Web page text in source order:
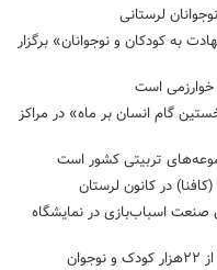
لرستانی
به کودکان و نوجوانان» برگزار
خوارزمی است
گام انسان بر ماه» در مراکز
تربیتی کشور است
در کانون لرستان
صنعت اسباب‌بازی در نمایشگاه